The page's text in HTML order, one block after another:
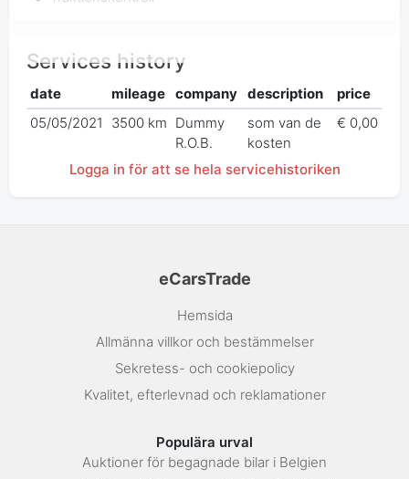
Services history
date mileage company description
price
05/05/2021
3500 km Dummy
R.O.B.
som van de
kosten
€ 0,00
Logga in för att se hela servicehistoriken
eCarsTrade
Hemsida
Allmänna villkor och bestämmelser
Sekretess- och cookiepolicy
Kvalitet, efterlevnad och reklamationer
Populära urval
Auktioner för begagnade bilar i Belgien